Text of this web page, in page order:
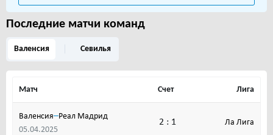
Последние матчи команд
Валенсия Cевилья
Матч Счет Лига
Валенсия–Реал Мадрид
05.04.2025
2 : 1 Ла Лига